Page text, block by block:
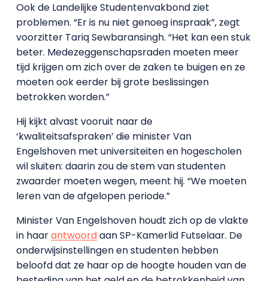
Ook de Landelijke Studentenvakbond ziet
problemen. “Er is nu niet genoeg inspraak”, zegt
voorzitter Tariq Sewbaransingh. “Het kan een stuk
beter. Medezeggenschapsraden moeten meer
tijd krijgen om zich over de zaken te buigen en ze
moeten ook eerder bij grote beslissingen
betrokken worden.”
Hij kijkt alvast vooruit naar de
‘kwaliteitsafspraken’ die minister Van
Engelshoven met universiteiten en hogescholen
wil sluiten: daarin zou de stem van studenten
zwaarder moeten wegen, meent hij. “We moeten
leren van de afgelopen periode.”
Minister Van Engelshoven houdt zich op de vlakte
in haarantwoordaan SP-Kamerlid Futselaar. De
onderwijsinstellingen en studenten hebben
beloofd dat ze haar op de hoogte houden van de